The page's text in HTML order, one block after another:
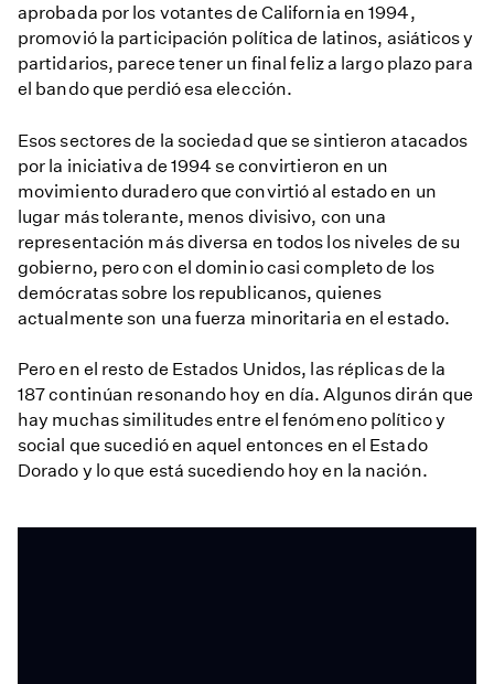
aprobada por los votantes de California en 1994,
promovió la participación política de latinos, asiáticos y
partidarios, parece tener un final feliz a largo plazo para
el bando que perdió esa elección.
Esos sectores de la sociedad que se sintieron atacados
por la iniciativa de 1994 se convirtieron en un
movimiento duradero que convirtió al estado en un
lugar más tolerante, menos divisivo, con una
representación más diversa en todos los niveles de su
gobierno, pero con el dominio casi completo de los
demócratas sobre los republicanos, quienes
actualmente son una fuerza minoritaria en el estado.
Pero en el resto de Estados Unidos, las réplicas de la
187 continúan resonando hoy en día. Algunos dirán que
hay muchas similitudes entre el fenómeno político y
social que sucedió en aquel entonces en el Estado
Dorado y lo que está sucediendo hoy en la nación.